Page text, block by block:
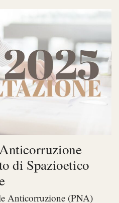
di Spazioetico
Anticorruzione (PNA)